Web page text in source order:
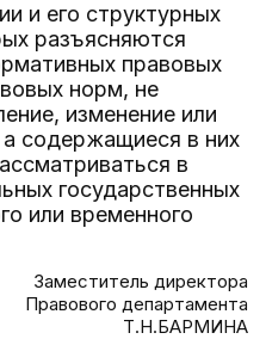
и его структурных
разъясняются
правовых
норм, не
изменение или
содержащиеся в них
в
государственных
или временного
Заместитель директора
Правового департамента
Т.Н.БАРМИНА